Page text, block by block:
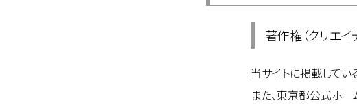
著作権（クリエ
当サイトに掲載してい
また、東京都公式ホ